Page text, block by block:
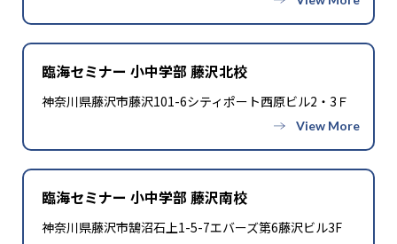
臨海セミナー 小中学部 藤沢北校
神奈川県藤沢市藤沢101-6シティポート西原ビル2・3Ｆ
臨海セミナー 小中学部 藤沢南校
神奈川県藤沢市鵠沼石上1-5-7エバーズ第6藤沢ビル3F